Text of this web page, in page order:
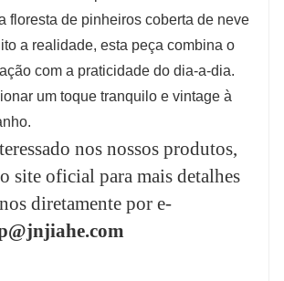
diretamente por e-
floresta de pinheiros coberta de neve
a realidade, esta peça combina o
com a praticidade do dia-a-dia.
um toque tranquilo e vintage à
nos nossos produtos,
site oficial para mais detalhes
diretamente por e-